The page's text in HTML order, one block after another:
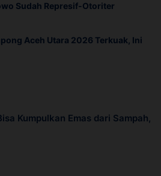
Sudah Represif-Otoriter
Aceh Utara 2026 Terkuak, Ini
Kumpulkan Emas dari Sampah,